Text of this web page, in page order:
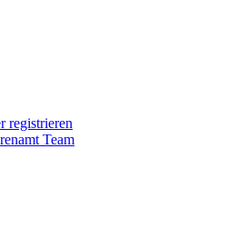
registrieren
Team